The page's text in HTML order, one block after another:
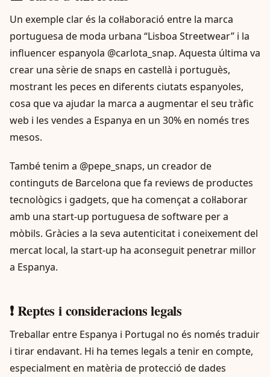
Un exemple clar és la col·laboració entre la marca
portuguesa de moda urbana “Lisboa Streetwear” i la
influencer espanyola @carlota_snap. Aquesta última va
crear una sèrie de snaps en castellà i portuguès,
mostrant les peces en diferents ciutats espanyoles,
cosa que va ajudar la marca a augmentar el seu tràfic
web i les vendes a Espanya en un 30% en només tres
mesos.
També tenim a @pepe_snaps, un creador de
continguts de Barcelona que fa reviews de productes
tecnològics i gadgets, que ha començat a col·laborar
amb una start-up portuguesa de software per a
mòbils. Gràcies a la seva autenticitat i coneixement del
mercat local, la start-up ha aconseguit penetrar millor
a Espanya.
❗ Reptes i consideracions legals
Treballar entre Espanya i Portugal no és només traduir
i tirar endavant. Hi ha temes legals a tenir en compte,
especialment en matèria de protecció de dades